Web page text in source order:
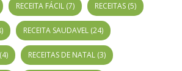
RECEITA FÁCIL (7) RECEITAS (5)
RECEITA SAUDAVEL (24)
(4) RECEITAS DE NATAL (3)